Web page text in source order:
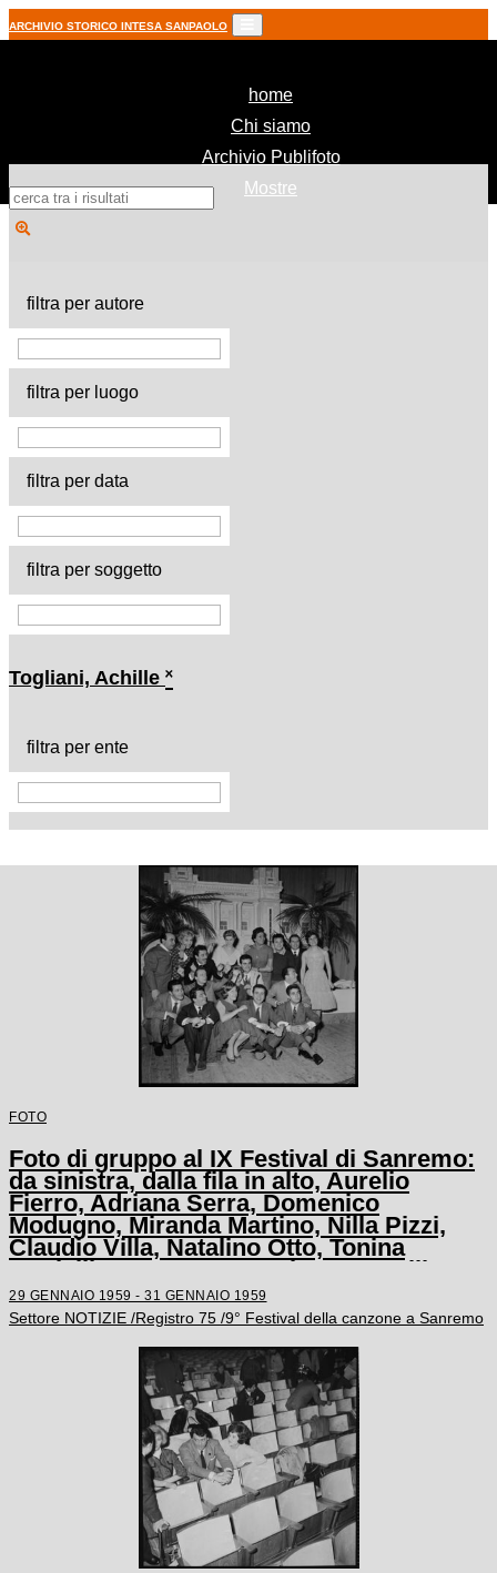
ARCHIVIO STORICO INTESA SANPAOLO
home(current)
Chi siamo
Archivio Publifoto
Mostre
filtra per autore
filtra per luogo
filtra per data
filtra per soggetto
Togliani, Achille ˟
filtra per ente
FOTO
Foto di gruppo al IX Festival di Sanremo:
da sinistra, dalla fila in alto, Aurelio
Fierro, Adriana Serra, Domenico
Modugno, Miranda Martino, Nilla Pizzi,
Claudio Villa, Natalino Otto, Tonina
Torrielli, Arturo Testa, Johnny Dorelli,
Anna D'Amico, Teddy Reno, Gino Latilla,
Achille Togliani, Betty Curtis, Enzo
29 GENNAIO 1959 - 31 GENNAIO 1959
Settore NOTIZIE /Registro 75 /9° Festival della canzone a Sanremo